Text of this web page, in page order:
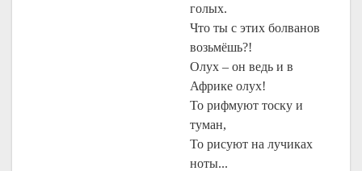
голых.
Что ты с этих болванов
возьмёшь?!
Олух – он ведь и в
Африке олух!
То рифмуют тоску и
туман,
То рисуют на лучиках
ноты...